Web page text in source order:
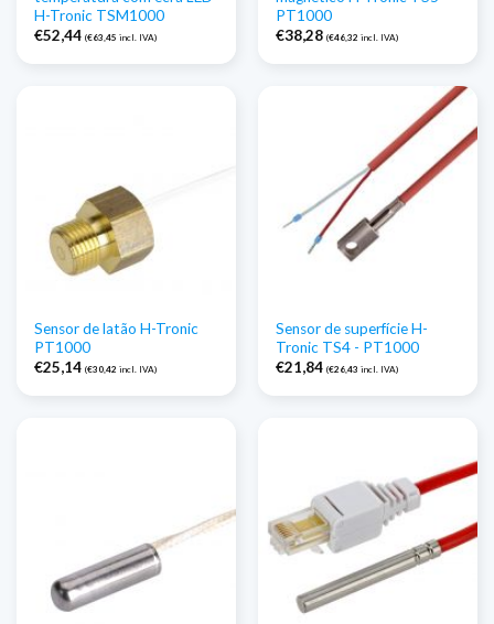
H-Tronic TSM1000
€52,44 (€63,45 incl. IVA)
PT1000
€38,28 (€46,32 incl. IVA)
Sensor de latão H-Tronic
PT1000
€25,14 (€30,42 incl. IVA)
Sensor de superfície H-
Tronic TS4 - PT1000
€21,84 (€26,43 incl. IVA)